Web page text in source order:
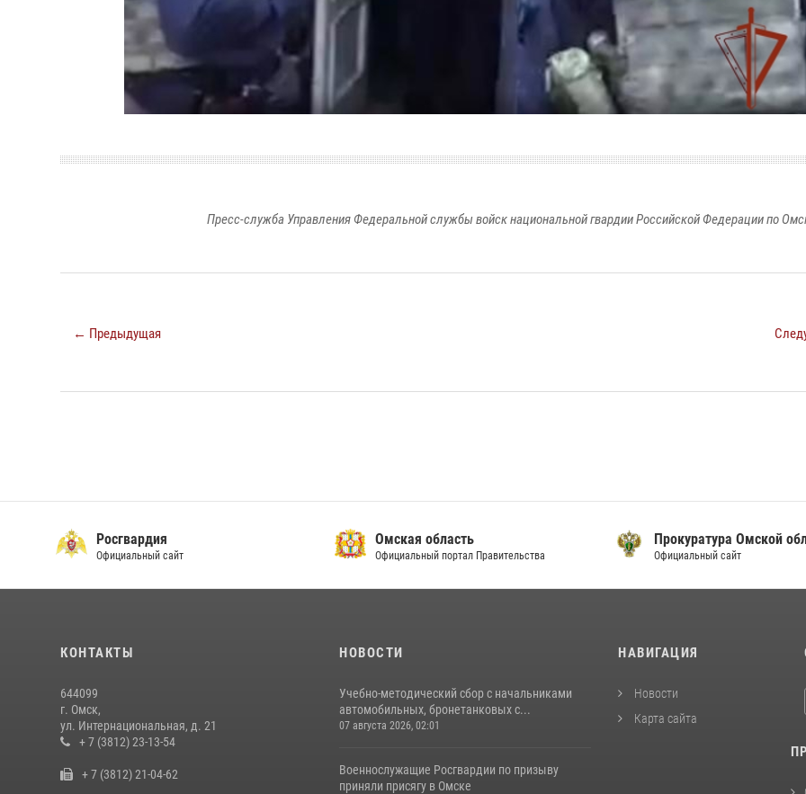
Пресс-служба Управления Федеральной службы войск национальной гвардии Российской Федерации по
← Предыдущая
Росгвардия
Официальный сайт
Омская область
Официальный портал Правительства
Прокуратура Омской
Официальный сайт
КОНТАКТЫ
644099
г. Омск,
ул. Интернациональная, д. 21
+ 7 (3812) 23-13-54
+ 7 (3812) 21-04-62
НОВОСТИ
Учебно-методический сбор с начальниками
автомобильных, бронетанковых с...
07 августа 2026, 02:01
Военнослужащие Росгвардии по призыву
приняли присягу в Омске
НАВИГАЦИЯ
Новости
Карта сайта